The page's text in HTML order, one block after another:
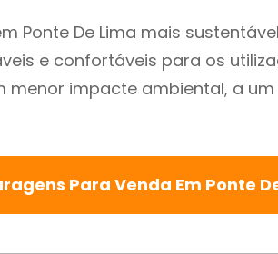
Ponte De Lima mais
e confortáveis para os
menor impacte ambiental, a
Para Venda Em Ponte